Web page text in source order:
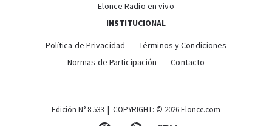
Elonce Radio en vivo
INSTITUCIONAL
Política de Privacidad
Términos y Condiciones
Normas de Participación
Contacto
Edición N° 8.533 | COPYRIGHT: © 2026 Elonce.com